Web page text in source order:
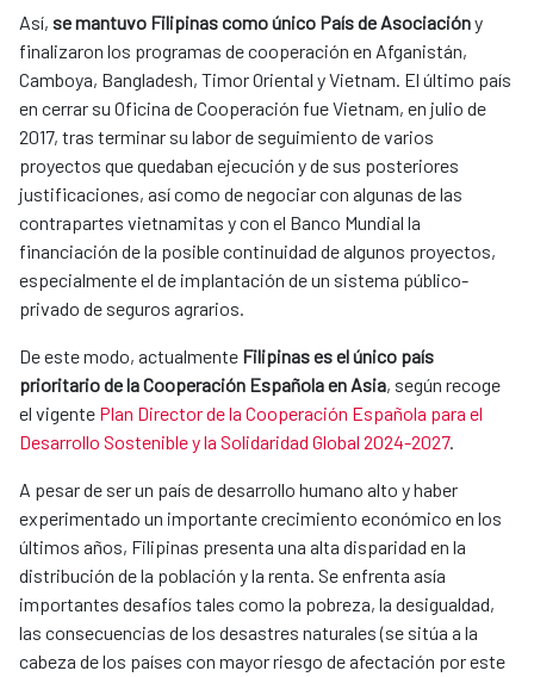
Así, se mantuvo Filipinas como único País de Asociacióny
finalizaron los programas de cooperación en Afganistán,
Camboya, Bangladesh, Timor Oriental y Vietnam. El último país
en cerrar su Oficina de Cooperación fue Vietnam, en julio de
2017, tras terminar su labor de seguimiento de varios
proyectos que quedaban ejecución y de sus posteriores
justificaciones, así como de negociar con algunas de las
contrapartes vietnamitas y con el Banco Mundial la
financiación de la posible continuidad de algunos proyectos,
especialmente el de implantación de un sistema público-
privado de seguros agrarios.
De este modo, actualmente Filipinas es el único país
prioritario de la Cooperación Española en Asia, según recoge
el vigente Plan Director de la Cooperación Española para el
Desarrollo Sostenible y la Solidaridad Global 2024-2027.
A pesar de ser un país de desarrollo humano alto y haber
experimentado un importante crecimiento económico en los
últimos años, Filipinas presenta una alta disparidad en la
distribución de la población y la renta. Se enfrenta asía
importantes desafíos tales como la pobreza, la desigualdad,
las consecuencias de los desastres naturales (se sitúa a la
cabeza de los países con mayor riesgo de afectación por este